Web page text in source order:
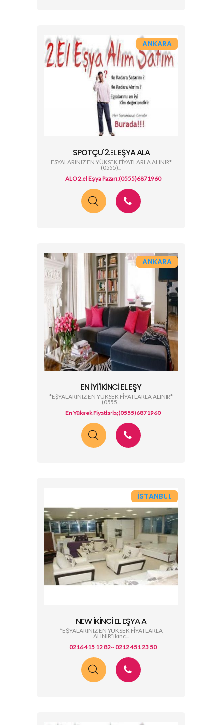
SPOTÇU'2.EL EŞYA ALA
EŞYALARINIZ EN YÜKSEK FİYATLARLA ALINIR*
(0555)...
ALO 2.el Eşya Pazarı;(0555)6871960
ANKARA
EN İYİ'İKINCI EL EŞY
*EŞYALARINIZ EN YÜKSEK FİYATLARLA ALINIR*
(0555...
En Yüksek Fiyatlarla;(0555)6871960
ANKARA
NEW İKINCI EL EŞYA A
*EŞYALARINIZ EN YÜKSEK FİYATLARLA
ALINIR*ikinc...
0216 415 12 82-- 0212 451 23 50
İSTANBUL